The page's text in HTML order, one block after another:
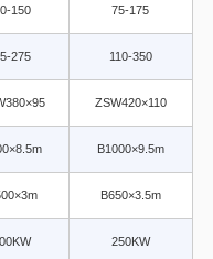
150 75-175
275 110-350
ZSW420×110
B1000×9.5m
B650×3.5m
250KW